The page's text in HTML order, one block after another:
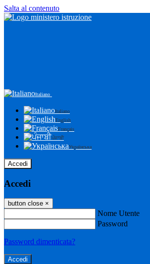
Salta al contenuto
Italiano
Italiano
English
Français
ਪੰਜਾਬੀ
Українська
Accedi
Accedi
button close ×
Nome Utente
Password
Password dimenticata?